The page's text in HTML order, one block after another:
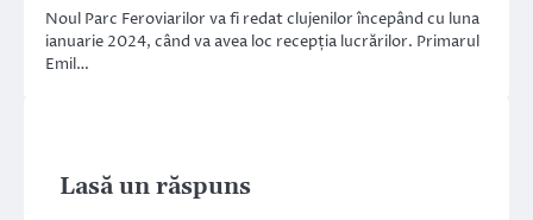
Noul Parc Feroviarilor va fi redat clujenilor începând cu luna
ianuarie 2024, când va avea loc recepția lucrărilor. Primarul
Emil…
Lasă un răspuns